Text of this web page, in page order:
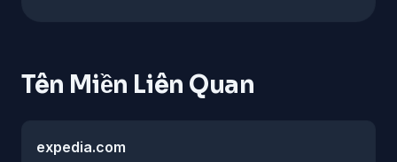
Tên Miền Liên Quan
expedia.com